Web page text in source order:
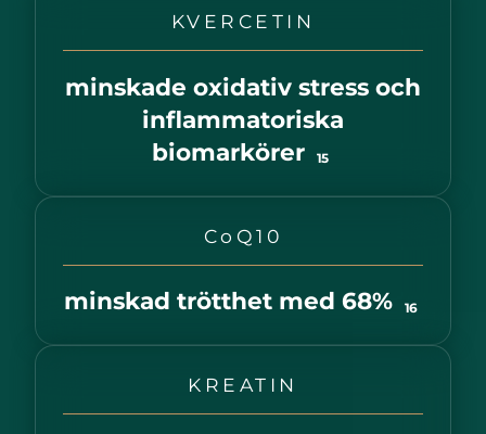
KVERCETIN
minskade oxidativ stress och
inflammatoriska
biomarkörer
15
CoQ10
minskad trötthet med 68% 16
KREATIN